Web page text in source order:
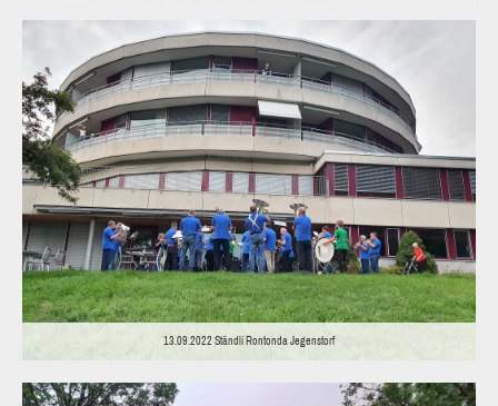
13.09.2022 Ständli Rontonda Jegenstorf